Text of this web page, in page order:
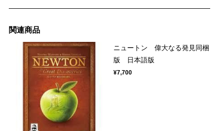
関連商品
ニュートン 偉大なる発見同梱
版 日本語版
¥7,700